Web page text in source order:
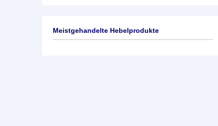
Meistgehandelte Hebelprodukte